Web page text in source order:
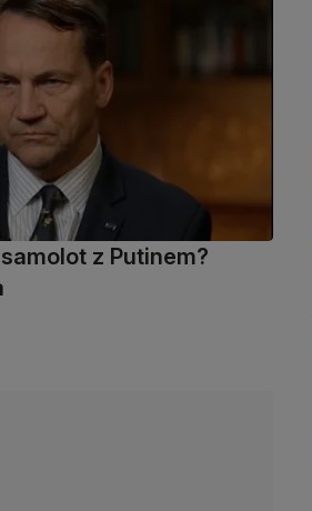
z Putinem?